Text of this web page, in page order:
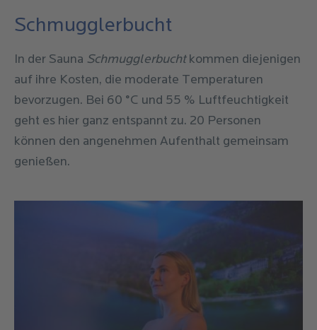
Schmugglerbucht
In der Sauna Schmugglerbucht kommen diejenigen
auf ihre Kosten, die moderate Temperaturen
bevorzugen. Bei 60 °C und 55 % Luftfeuchtigkeit
geht es hier ganz entspannt zu. 20 Personen
können den angenehmen Aufenthalt gemeinsam
genießen.